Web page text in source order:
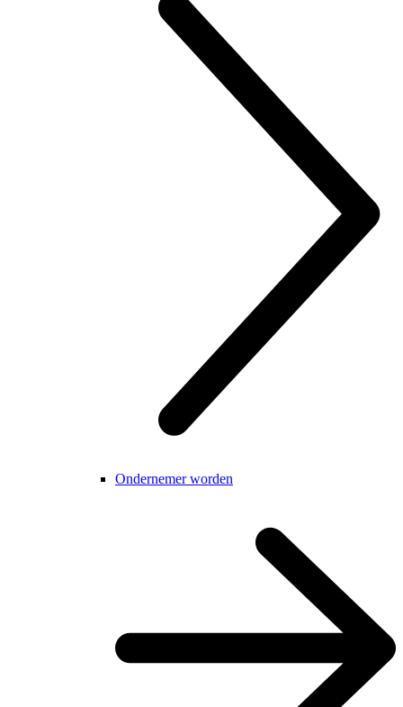
Ondernemer worden